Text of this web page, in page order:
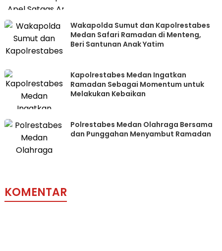
Wakapolda Sumut dan Kapolrestabes
Medan Safari Ramadan di Menteng,
Beri Santunan Anak Yatim
Kapolrestabes Medan Ingatkan
Ramadan Sebagai Momentum untuk
Melakukan Kebaikan
Polrestabes Medan Olahraga Bersama
dan Punggahan Menyambut Ramadan
KOMENTAR